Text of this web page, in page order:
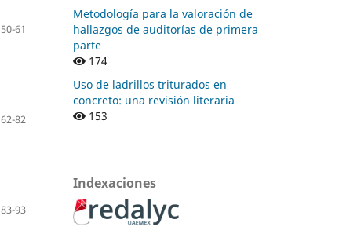
50-61
62-82
83-93
Metodología para la valoración de
hallazgos de auditorías de primera
parte
174
Uso de ladrillos triturados en
concreto: una revisión literaria
153
Indexaciones